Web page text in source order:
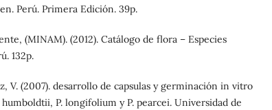
Perú. Primera Edición. 39p.
(MINAM). (2012). Catálogo de flora – Especies
132p.
V. (2007). desarrollo de capsulas y germinación in vitro
P. longifolium y P. pearcei. Universidad de